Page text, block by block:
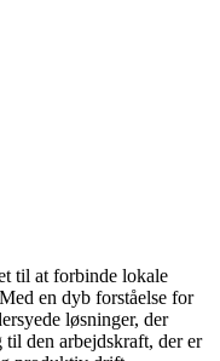
til at forbinde lokale
en dyb forståelse for
løsninger, der
den arbejdskraft, der er